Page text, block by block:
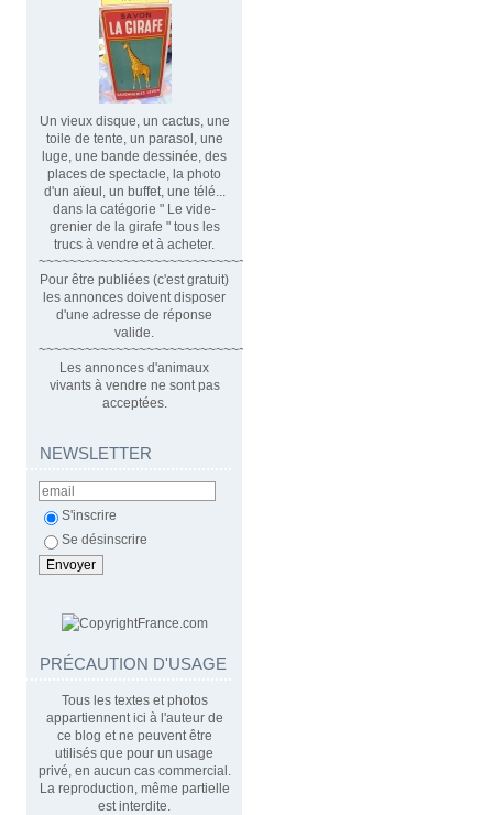
Un vieux disque, un cactus, une
toile de tente, un parasol, une
luge, une bande dessinée, des
places de spectacle, la photo
d'un aïeul, un buffet, une télé...
dans la catégorie " Le vide-
grenier de la girafe " tous les
trucs à vendre et à acheter.
~~~~~~~~~~~~~~~~~~~~~~~~~~~~~~
Pour être publiées (c'est gratuit)
les annonces doivent disposer
d'une adresse de réponse
valide.
~~~~~~~~~~~~~~~~~~~~~~~~~~~~~~~~
Les annonces d'animaux
vivants à vendre ne sont pas
acceptées.
NEWSLETTER
S'inscrire
Se désinscrire
PRÉCAUTION D'USAGE
Tous les textes et photos
appartiennent ici à l'auteur de
ce blog et ne peuvent être
utilisés que pour un usage
privé, en aucun cas commercial.
La reproduction, même partielle
est interdite.